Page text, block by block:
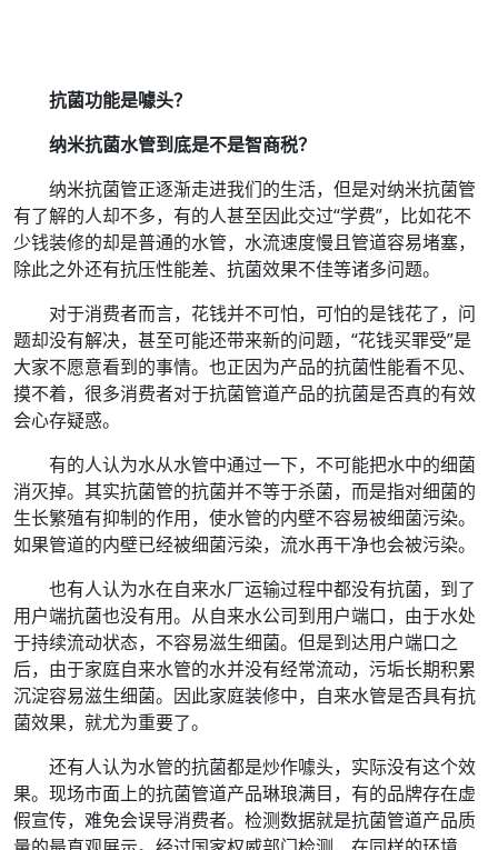
抗菌功能是噱头？
纳米抗菌水管到底是不是智商税？
纳米抗菌管正逐渐走进我们的生活，但是对纳米抗菌管
有了解的人却不多，有的人甚至因此交过“学费”，比如花不
少钱装修的却是普通的水管，水流速度慢且管道容易堵塞，
除此之外还有抗压性能差、抗菌效果不佳等诸多问题。
对于消费者而言，花钱并不可怕，可怕的是钱花了，问
题却没有解决，甚至可能还带来新的问题，“花钱买罪受”是
大家不愿意看到的事情。也正因为产品的抗菌性能看不见、
摸不着，很多消费者对于抗菌管道产品的抗菌是否真的有效
会心存疑惑。
有的人认为水从水管中通过一下，不可能把水中的细菌
消灭掉。其实抗菌管的抗菌并不等于杀菌，而是指对细菌的
生长繁殖有抑制的作用，使水管的内壁不容易被细菌污染。
如果管道的内壁已经被细菌污染，流水再干净也会被污染。
也有人认为水在自来水厂运输过程中都没有抗菌，到了
用户端抗菌也没有用。从自来水公司到用户端口，由于水处
于持续流动状态，不容易滋生细菌。但是到达用户端口之
后，由于家庭自来水管的水并没有经常流动，污垢长期积累
沉淀容易滋生细菌。因此家庭装修中，自来水管是否具有抗
菌效果，就尤为重要了。
还有人认为水管的抗菌都是炒作噱头，实际没有这个效
果。现场市面上的抗菌管道产品琳琅满目，有的品牌存在虚
假宣传，难免会误导消费者。检测数据就是抗菌管道产品质